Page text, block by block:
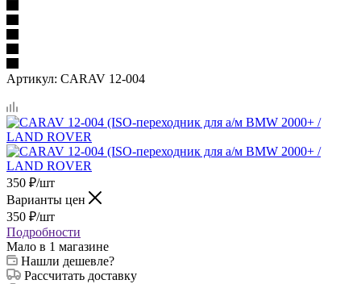
Артикул: CARAV 12-004
350 ₽/шт
Варианты цен
350 ₽/шт
Подробности
Мало в 1 магазине
Нашли дешевле?
Рассчитать доставку